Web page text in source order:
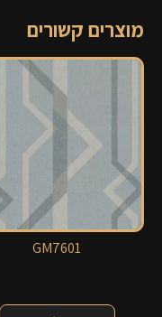
מוצרים קשורים
GM7601